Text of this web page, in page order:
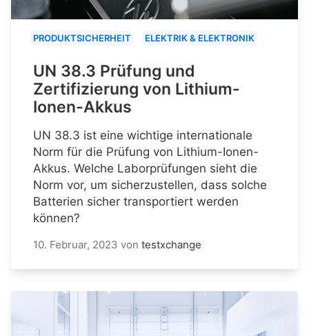
PRODUKTSICHERHEIT ELEKTRIK & ELEKTRONIK
UN 38.3 Prüfung und
Zertifizierung von Lithium-
Ionen-Akkus
UN 38.3 ist eine wichtige internationale
Norm für die Prüfung von Lithium-Ionen-
Akkus. Welche Laborprüfungen sieht die
Norm vor, um sicherzustellen, dass solche
Batterien sicher transportiert werden
können?
10. Februar, 2023 von testxchange